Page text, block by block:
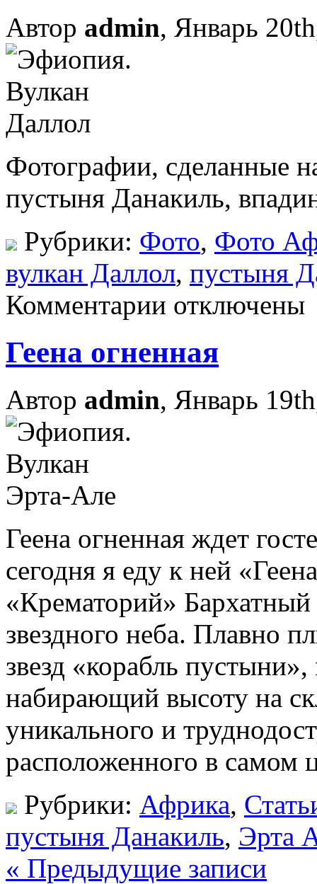
Автор admin, Январь
Фотографии, сделанные
пустыня Данакиль,
Рубрики: Фото, Фото
вулкан Даллол, пустыня
Комментарии отключены
Геена огненная
Автор admin, Январь
Геена огненная ждет
сегодня я еду к ней
«Крематорий»
звездного неба. Плавно
звезд «корабль
набирающий высоту на
уникального и
расположенного в самом
Рубрики: Африка,
пустыня Данакиль, Эрта
« Предыдущие записи